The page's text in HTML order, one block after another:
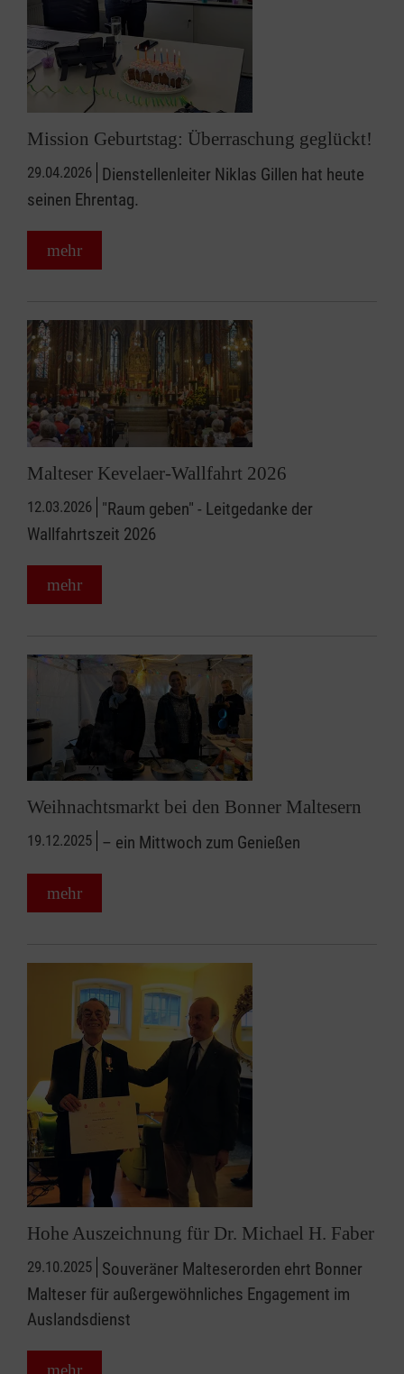
Mission Geburtstag: Überraschung geglückt!
29.04.2026 Dienstellenleiter Niklas Gillen hat heute
seinen Ehrentag.
mehr
Malteser Kevelaer-Wallfahrt 2026
12.03.2026 "Raum geben" - Leitgedanke der
Wallfahrtszeit 2026
mehr
Weihnachtsmarkt bei den Bonner Maltesern
19.12.2025 – ein Mittwoch zum Genießen
mehr
Hohe Auszeichnung für Dr. Michael H. Faber
29.10.2025 Souveräner Malteserorden ehrt Bonner
Malteser für außergewöhnliches Engagement im
Auslandsdienst
mehr